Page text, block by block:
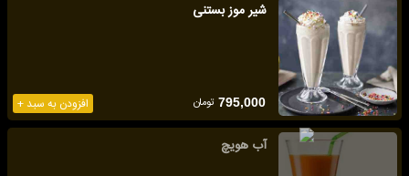
شیر موز بستنی
افزودن به سبد + 795,000 تومان
آب هویچ